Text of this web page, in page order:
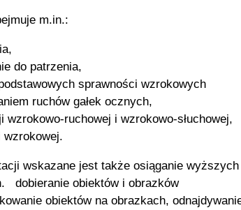
m.in.:
do patrzenia,
sprawności wzrokowych
ruchów gałek ocznych,
wzrokowo-ruchowej i wzrokowo-słuchowej,
wzrokowej.
wskazane jest także osiąganie wyższych
dobieranie obiektów i obrazków
obiektów na obrazkach,